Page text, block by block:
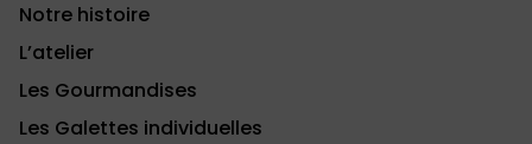
Notre histoire
L’atelier
Les Gourmandises
Les Galettes individuelles